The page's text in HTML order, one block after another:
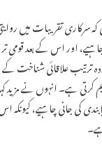
تقریبات میں
اور اس کے بعد قومی
ترتیب علاقائی شناخت کے
ہے۔ انہوں نے مزید کہا
کی جانی چاہیے، کیونکہ